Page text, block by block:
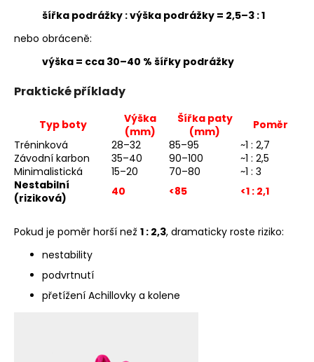
šířka podrážky : výška podrážky = 2,5–3 : 1
nebo obráceně:
výška = cca 30–40 % šířky podrážky
Praktické příklady
Typ boty
Výška
(mm)
Šířka paty
(mm)
Poměr
Tréninková
28–32 85–95
~1 : 2,7
Závodní karbon
35–40 90–100
~1 : 2,5
Minimalistická
15–20 70–80
~1 : 3
Nestabilní
(riziková)
40 <85 <1 : 2,1
Pokud je poměr horší než 1 : 2,3, dramaticky roste riziko:
nestability
podvrtnutí
přetížení Achillovky a kolene
JACKET
2
199
Původně:
000